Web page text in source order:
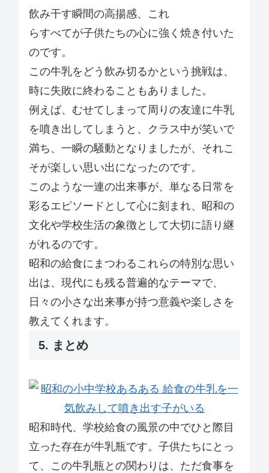
飲み干す瞬間の高揚感、これ
らすべてが子供たちの心に強く焼き付いた
のです。
この牛乳をどう飲み切るかという挑戦は、
時に失敗に終わることもありました。
例えば、むせてしまって周りの友達に牛乳
を噴き出してしまうと、クラス中が笑いで
満ち、一瞬の騒動となりましたが、それこ
そが楽しい思い出になったのです。
このような一連の出来事が、単なる日常を
彩るエピソードとして心に刻まれ、昭和の
文化や学校生活の象徴として大切に語り継
がれるのです。
昭和の給食にまつわるこれらの特別な思い
出は、現代にも残る普遍的なテーマで、
日々の小さな出来事が持つ意義や楽しさを
教えてくれます。
5. まとめ
昭和時代、学校給食の風景の中でひと際目
立った存在が牛乳瓶です。子供たちにとっ
て、この牛乳瓶との関わりは、ただ食事を